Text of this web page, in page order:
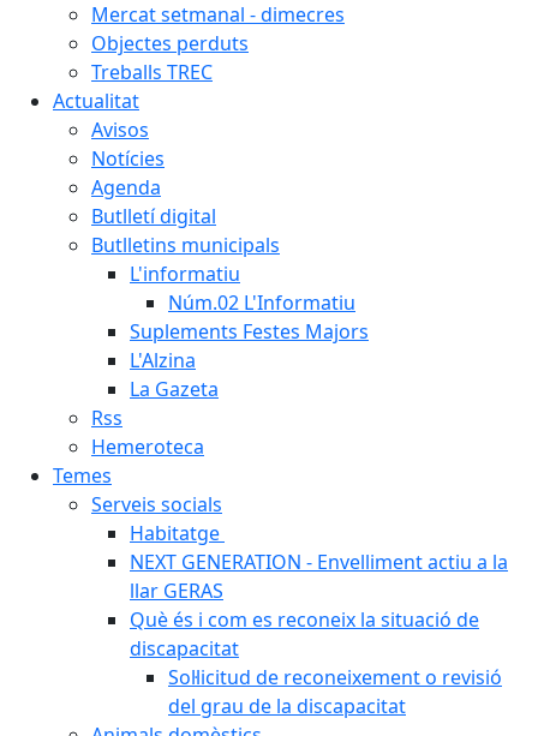
Mercat setmanal - dimecres
Objectes perduts
Treballs TREC
Actualitat
Avisos
Notícies
Agenda
Butlletí digital
Butlletins municipals
L'informatiu
Núm.02 L'Informatiu
Suplements Festes Majors
L'Alzina
La Gazeta
Rss
Hemeroteca
Temes
Serveis socials
Habitatge
NEXT GENERATION - Envelliment actiu a la
llar GERAS
Què és i com es reconeix la situació de
discapacitat
Sol·licitud de reconeixement o revisió
del grau de la discapacitat